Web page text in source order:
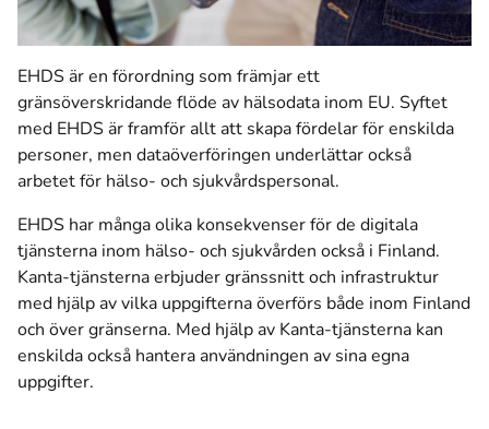
EHDS är en förordning som främjar ett
gränsöverskridande flöde av hälsodata inom EU. Syftet
med EHDS är framför allt att skapa fördelar för enskilda
personer, men dataöverföringen underlättar också
arbetet för hälso- och sjukvårdspersonal.
EHDS har många olika konsekvenser för de digitala
tjänsterna inom hälso- och sjukvården också i Finland.
Kanta-tjänsterna erbjuder gränssnitt och infrastruktur
med hjälp av vilka uppgifterna överförs både inom Finland
och över gränserna. Med hjälp av Kanta-tjänsterna kan
enskilda också hantera användningen av sina egna
uppgifter.